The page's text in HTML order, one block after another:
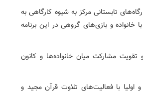
تابستانی مرکز به شیوه کارگاهی به
و بازی‌های گروهی در این برنامه
تقویت مشارکت میان خانواده‌ها و کانون
با حضور ۸۰ عضو پسر و دختر و اولیا با فعالیت‌های تلاوت قرآن مجید و